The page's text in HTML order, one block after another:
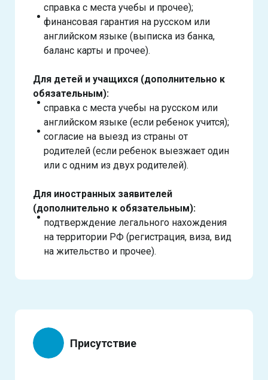
справка с места учебы и прочее);
финансовая гарантия на русском или
английском языке (выписка из банка,
баланс карты и прочее).
Для детей и учащихся (дополнительно к
обязательным):
справка с места учебы на русском или
английском языке (если ребенок учится);
согласие на выезд из страны от
родителей (если ребенок выезжает один
или с одним из двух родителей).
Для иностранных заявителей
(дополнительно к обязательным):
подтверждение легального нахождения
на территории РФ (регистрация, виза, вид
на жительство и прочее).
Присутствие